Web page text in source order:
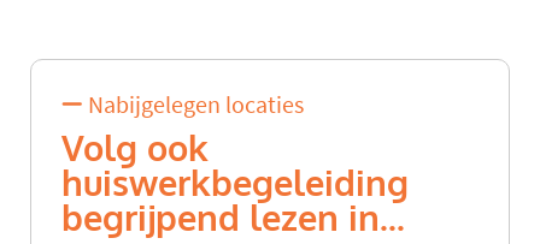
Nabijgelegen locaties
Volg ook
huiswerkbegeleiding
begrijpend lezen in...